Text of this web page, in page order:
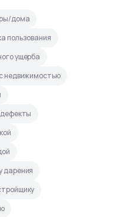
дома
пользования
ущерба
недвижимостью
дарения